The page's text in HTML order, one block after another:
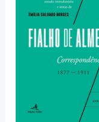
20,00 €. 18,00 €.